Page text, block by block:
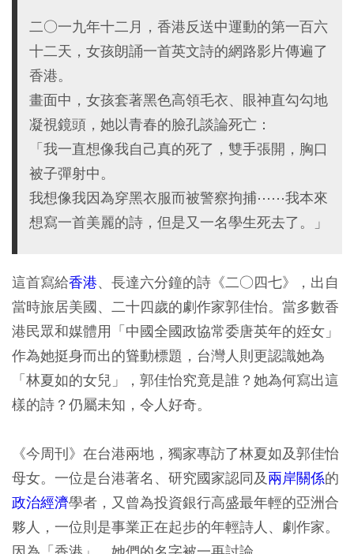
二○一九年十二月，香港反送中運動的第一百六
十二天，女孩朗誦一首英文詩的網路影片傳遍了
香港。
畫面中，女孩套著黑色高領毛衣、眼神直勾勾地
凝視鏡頭，她以青春的臉孔談論死亡：
「我一直想像我自己真的死了，雙手張開，胸口
被子彈射中。
我想像我因為穿黑衣服而被警察拘捕⋯⋯我本來
想寫一首美麗的詩，但是又一名學生死去了。」
這首寫給香港、長達六分鐘的詩《二○四七》，出自
當時旅居美國、二十四歲的劇作家郭佳怡。當多數香
港民眾和媒體用「中國全國政協常委唐英年的姪女」
作為她挺身而出的聳動標題，台灣人則更認識她為
「林夏如的女兒」，郭佳怡究竟是誰？她為何寫出這
樣的詩？仍屬未知，令人好奇。
《今周刊》在台港兩地，獨家專訪了林夏如及郭佳怡
母女。一位是台港著名、研究國家認同及兩岸關係的
政治經濟學者，又曾為投資銀行高盛最年輕的亞洲合
夥人，一位則是事業正在起步的年輕詩人、劇作家。